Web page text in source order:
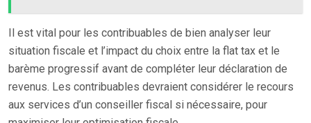
Il est vital pour les contribuables de bien analyser leur
situation fiscale et l’impact du choix entre la flat tax et le
barème progressif avant de compléter leur déclaration de
revenus. Les contribuables devraient considérer le recours
aux services d’un conseiller fiscal si nécessaire, pour